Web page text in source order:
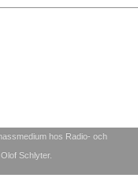
hos Radio- och
Schlyter.